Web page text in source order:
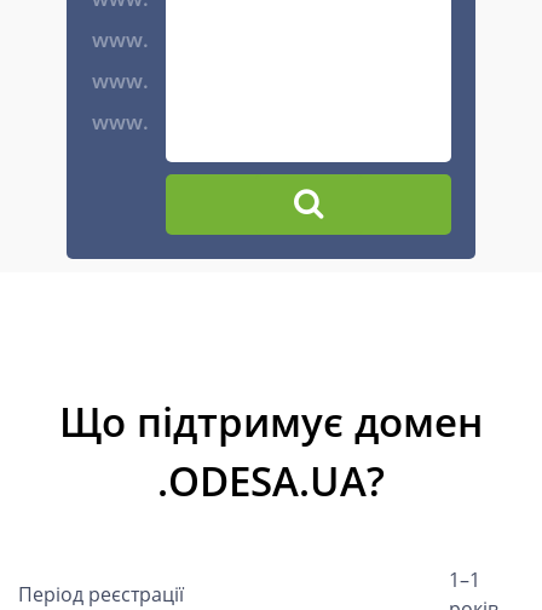
www.
www.
www.
Що підтримує домен
.ODESA.UA?
Період реєстрації
1–1